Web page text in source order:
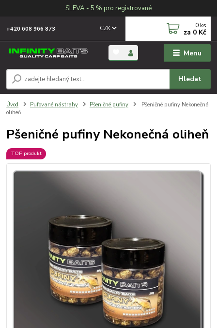
SLEVA - 5 % pro registrované
Menu
CZK
Hledat
+420 608 966 873 0 ks
za 0 Kč
Úvod Pufované nástrahy Pšeničné pufiny
Pšeničné pufiny Nekonečná
oliheň
Pšeničné pufiny Nekonečná oliheň
TOP produkt